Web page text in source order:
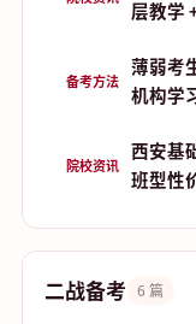
层教学
备考方法
薄弱考
机构学
院校资讯
西安基
班型性
二战备考 6 篇